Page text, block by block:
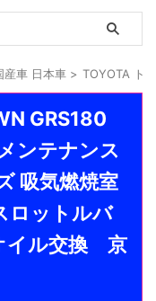
車 日本車 > TOYOTA ト
GRS180
ンテナンス
吸気燃焼室
ロットルバ
イル交換 京